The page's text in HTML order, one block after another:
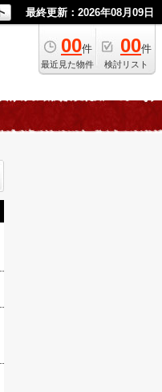
最終更新：2026年08月09日
00件
最近見た物件
00件
検討リスト